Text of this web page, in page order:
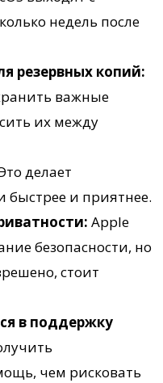
недель после
резервных копий:
важные
их между
делает
быстрее и приятнее.
Apple
безопасности, но
стоит
в поддержку
чем рисковать